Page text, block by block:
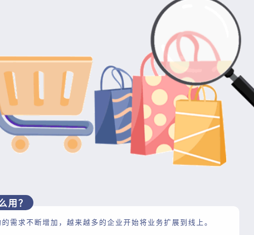
用？
需求不断增加，越来越多的企业开始将业务扩展到线上。